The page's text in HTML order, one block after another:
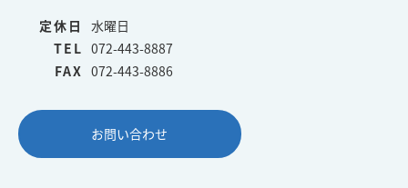
定休日
水曜日
TEL 072-443-8887
FAX 072-443-8886
お問い合わせ